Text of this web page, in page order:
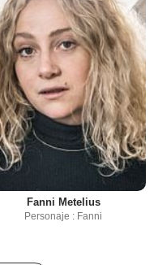
Fanni Metelius
Personaje : Fanni